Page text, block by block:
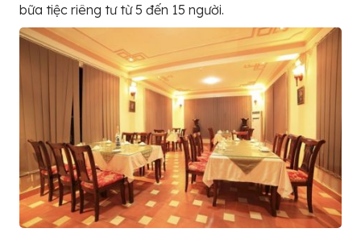
bữa tiệc riêng tư từ 5 đến 15 người.